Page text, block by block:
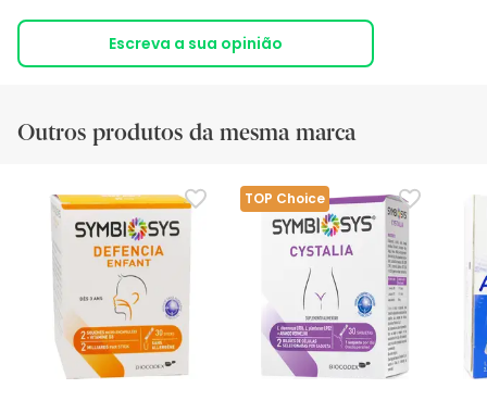
Escreva a sua opinião
Outros produtos da mesma marca
TOP Choice